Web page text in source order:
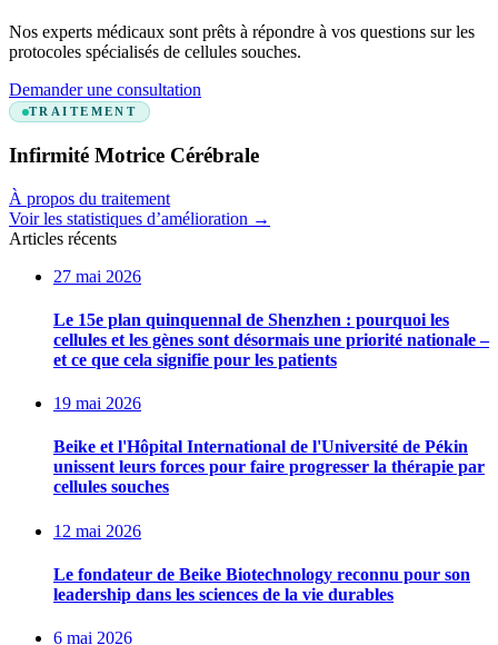
Nos experts médicaux sont prêts à répondre à vos questions sur les
protocoles spécialisés de cellules souches.
Demander une consultation
TRAITEMENT
Infirmité Motrice Cérébrale
À propos du traitement
Voir les statistiques d’amélioration →
Articles récents
27 mai 2026
Le 15e plan quinquennal de Shenzhen : pourquoi les
cellules et les gènes sont désormais une priorité nationale –
et ce que cela signifie pour les patients
19 mai 2026
Beike et l'Hôpital International de l'Université de Pékin
unissent leurs forces pour faire progresser la thérapie par
cellules souches
12 mai 2026
Le fondateur de Beike Biotechnology reconnu pour son
leadership dans les sciences de la vie durables
6 mai 2026